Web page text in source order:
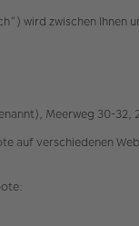
wird zwischen Ihnen
Meerweg 30-
auf verschiedenen